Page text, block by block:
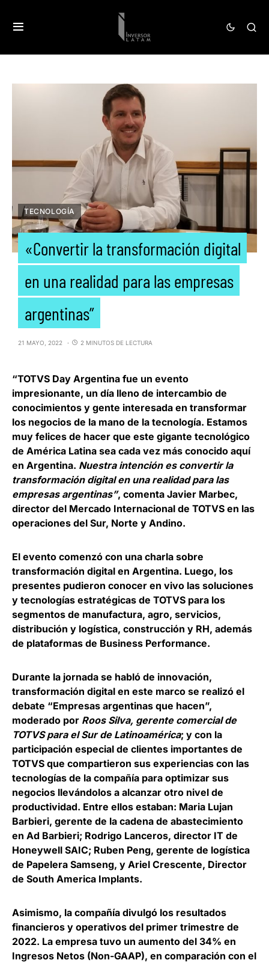
TECNOLOGÍA
«Convertir la transformación digital
en una realidad para las empresas
argentinas”
21 MAYO, 2022 2 MINUTOS DE LECTURA
“TOTVS Day Argentina fue un evento
impresionante, un día lleno de intercambio de
conocimientos y gente interesada en transformar
los negocios de la mano de la tecnología. Estamos
muy felices de hacer que este gigante tecnológico
de América Latina sea cada vez más conocido aquí
en Argentina. Nuestra intención es convertir la
transformación digital en una realidad para las
empresas argentinas”, comenta Javier Marbec,
director del Mercado Internacional de TOTVS en las
operaciones del Sur, Norte y Andino.
El evento comenzó con una charla sobre
transformación digital en Argentina. Luego, los
presentes pudieron conocer en vivo las soluciones
y tecnologías estratégicas de TOTVS para los
segmentos de manufactura, agro, servicios,
distribución y logística, construcción y RH, además
de plataformas de Business Performance.
Durante la jornada se habló de innovación,
transformación digital en este marco se realizó el
debate “Empresas argentinas que hacen”,
moderado por Roos Silva, gerente comercial de
TOTVS para el Sur de Latinoamérica; y con la
participación especial de clientes importantes de
TOTVS que compartieron sus experiencias con las
tecnologías de la compañía para optimizar sus
negocios llevándolos a alcanzar otro nivel de
productividad. Entre ellos estaban: Maria Lujan
Barbieri, gerente de la cadena de abastecimiento
en Ad Barbieri; Rodrigo Lanceros, director IT de
Honeywell SAIC; Ruben Peng, gerente de logística
de Papelera Samseng, y Ariel Crescente, Director
de South America Implants.
Asimismo, la compañía divulgó los resultados
financieros y operativos del primer trimestre de
2022. La empresa tuvo un aumento del 34% en
Ingresos Netos (Non-GAAP), en comparación con el